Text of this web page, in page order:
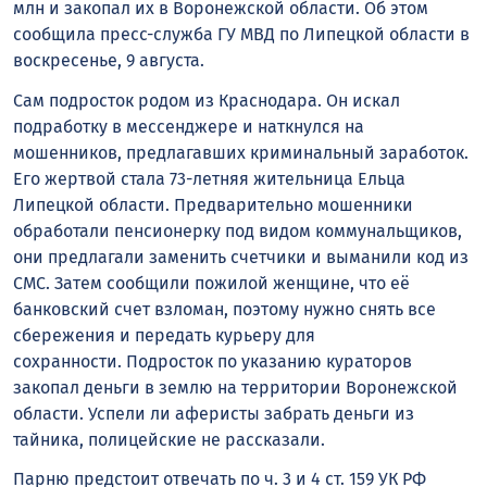
млн и закопал их в Воронежской области. Об этом
сообщила пресс-служба ГУ МВД по Липецкой области в
воскресенье, 9 августа.
Сам подросток родом из Краснодара. Он искал
подработку в мессенджере и наткнулся на
мошенников, предлагавших криминальный заработок.
Его жертвой стала 73-летняя жительница Ельца
Липецкой области. Предварительно мошенники
обработали пенсионерку под видом коммунальщиков,
они предлагали заменить счетчики и выманили код из
СМС. Затем сообщили пожилой женщине, что её
банковский счет взломан, поэтому нужно снять все
сбережения и передать курьеру для
сохранности. Подросток по указанию кураторов
закопал деньги в землю на территории Воронежской
области. Успели ли аферисты забрать деньги из
тайника, полицейские не рассказали.
Парню предстоит отвечать по ч. 3 и 4 ст. 159 УК РФ